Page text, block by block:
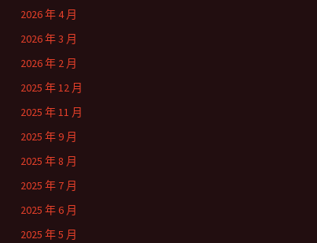
2026 年 4 月
2026 年 3 月
2026 年 2 月
2025 年 12 月
2025 年 11 月
2025 年 9 月
2025 年 8 月
2025 年 7 月
2025 年 6 月
2025 年 5 月